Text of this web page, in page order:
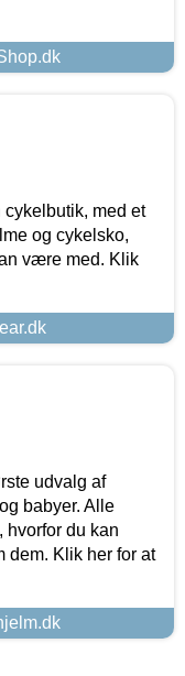
med et
og cykelsko,
være med. Klik
udvalg af
babyer. Alle
hvorfor du kan
dem. Klik her for at